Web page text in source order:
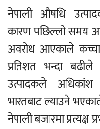
नेपाली औषधि
कारण पछिल्लो समय
अवरोध आएकाले कच्चा
प्रतिशत भन्दा
उत्पादकले
भारतबाट ल्याउने
नेपाली बजारमा प्रत्यक्ष